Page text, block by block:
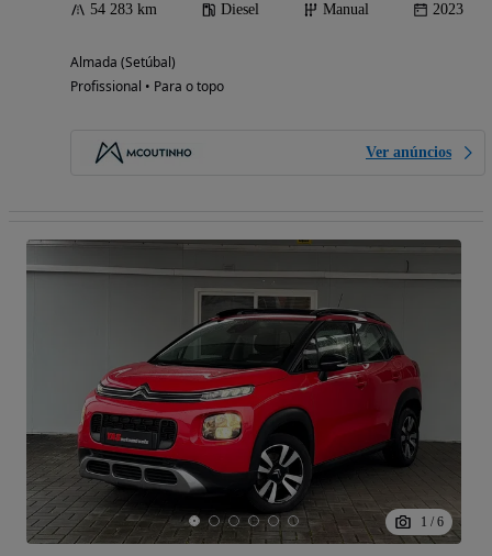
54 283 km Diesel Manual 2023
Almada (Setúbal)
Profissional • Para o topo
Ver anúncios
1 / 6